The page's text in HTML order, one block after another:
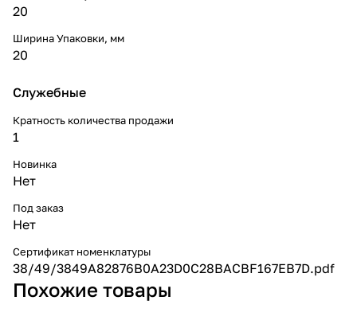
20
Ширина Упаковки, мм
20
Служебные
Кратность количества продажи
1
Новинка
Нет
Под заказ
Нет
Сертификат номенклатуры
38/49/3849A82876B0A23D0C28BACBF167EB7D.pdf
Похожие товары